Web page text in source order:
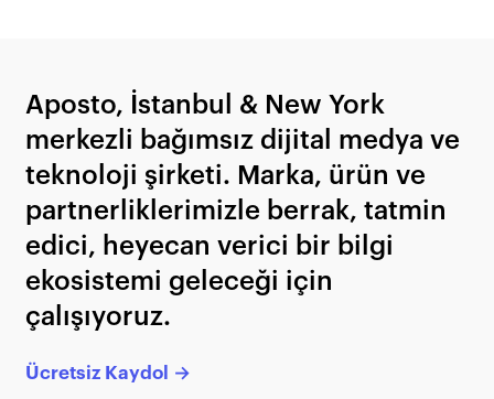
Aposto, İstanbul & New York
merkezli bağımsız dijital medya ve
teknoloji şirketi. Marka, ürün ve
partnerliklerimizle berrak, tatmin
edici, heyecan verici bir bilgi
ekosistemi geleceği için
çalışıyoruz.
Ücretsiz Kaydol →